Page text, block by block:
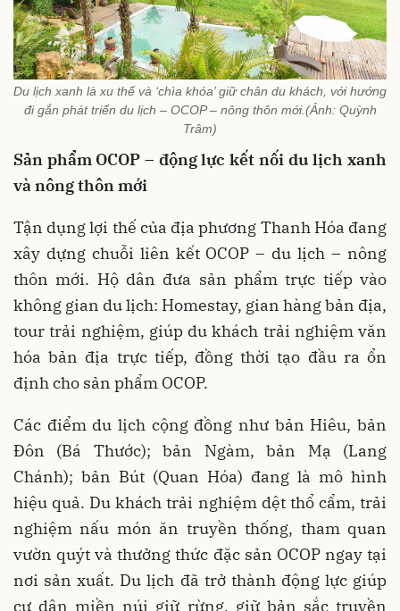
Du lịch xanh là xu thế và ‘chìa khóa’ giữ chân du khách, với hướng
đi gắn phát triển du lịch – OCOP – nông thôn mới.(Ảnh: Quỳnh
Trâm)
Sản phẩm OCOP – động lực kết nối du lịch xanh
và nông thôn mới
Tận dụng lợi thế của địa phương Thanh Hóa đang
xây dựng chuỗi liên kết OCOP – du lịch – nông
thôn mới. Hộ dân đưa sản phẩm trực tiếp vào
không gian du lịch: Homestay, gian hàng bản địa,
tour trải nghiệm, giúp du khách trải nghiệm văn
hóa bản địa trực tiếp, đồng thời tạo đầu ra ổn
định cho sản phẩm OCOP.
Các điểm du lịch cộng đồng như bản Hiêu, bản
Đôn (Bá Thước); bản Ngàm, bản Mạ (Lang
Chánh); bản Bút (Quan Hóa) đang là mô hình
hiệu quả. Du khách trải nghiệm dệt thổ cẩm, trải
nghiệm nấu món ăn truyền thống, tham quan
vườn quýt và thưởng thức đặc sản OCOP ngay tại
nơi sản xuất. Du lịch đã trở thành động lực giúp
cư dân miền núi giữ rừng, giữ bản sắc truyền